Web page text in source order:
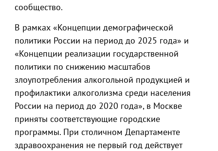
сообщество.
В рамках «Концепции демографической
политики России на период до 2025 года» и
«Концепции реализации государственной
политики по снижению масштабов
злоупотребления алкогольной продукцией и
профилактики алкоголизма среди населения
России на период до 2020 года», в Москве
приняты соответствующие городские
программы. При столичном Департаменте
здравоохранения не первый год действует